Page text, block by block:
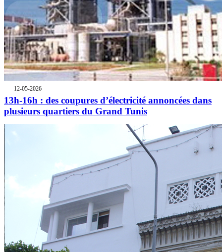
12-05-2026
13h-16h : des coupures d’électricité annoncées dans
plusieurs quartiers du Grand Tunis